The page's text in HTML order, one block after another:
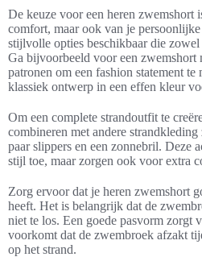
De keuze voor een heren zwemshort
comfort, maar ook van je
stijlvolle opties beschikbaar die
Ga bijvoorbeeld voor een
patronen om een fashion statement
klassiek ontwerp in een effen kleur
Om een complete strandoutfit te
combineren met andere
paar slippers en een zonnebril. Deze
stijl toe, maar zorgen ook voor extra
Zorg ervoor dat je heren zwemshort
heeft. Het is belangrijk dat de
niet te los. Een goede pasvorm zorgt
voorkomt dat de zwembroek afzakt
op het strand.